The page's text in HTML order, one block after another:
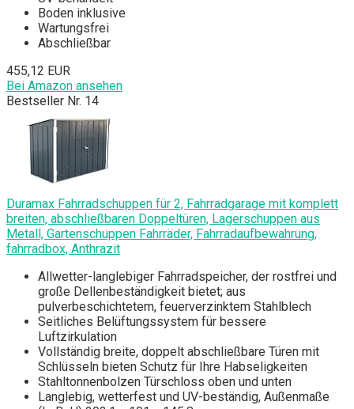
Boden inklusive
Wartungsfrei
Abschließbar
455,12 EUR
Bei Amazon ansehen
Bestseller Nr. 14
Duramax Fahrradschuppen für 2, Fahrradgarage mit komplett
breiten, abschließbaren Doppeltüren, Lagerschuppen aus
Metall, Gartenschuppen Fahrräder, Fahrradaufbewahrung,
fahrradbox, Anthrazit
Allwetter-langlebiger Fahrradspeicher, der rostfrei und
große Dellenbeständigkeit bietet; aus
pulverbeschichtetem, feuerverzinktem Stahlblech
Seitliches Belüftungssystem für bessere
Luftzirkulation
Vollständig breite, doppelt abschließbare Türen mit
Schlüsseln bieten Schutz für Ihre Habseligkeiten
Stahltonnenbolzen Türschloss oben und unten
Langlebig, wetterfest und UV-beständig, Außenmaße